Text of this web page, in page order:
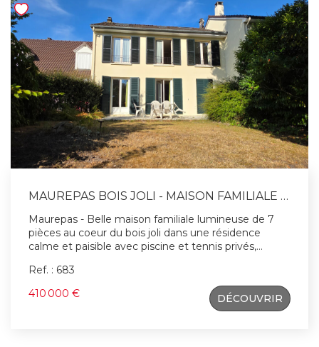
Agent commercial RCS : 5309520200029;
MAUREPAS BOIS JOLI - MAISON FAMILIALE 7 PIÈCES AU COEUR D'UNE RÉSIDENCE AVEC PISCINE ET TENNIS PRIVÉS
Maurepas - Belle maison familiale lumineuse de 7
pièces au coeur du bois joli dans une résidence
calme et paisible avec piscine et tennis privés,
: belle entrée, cuisine aménagée, lumineux
séjour/salle à manger exposé plein Sud, un garage et
cellier. - Etage 1 : Quatre chambres dont une suite
parentale avec SdB et Toilettes, sur le palier, autre
Ref. : 683
410 000 €
DÉCOUVRIR